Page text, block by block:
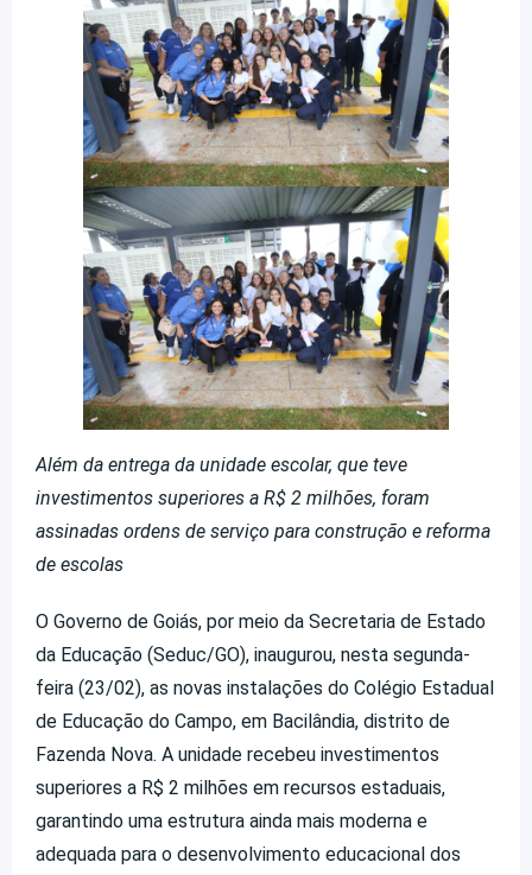
Além da entrega da unidade escolar, que teve
investimentos superiores a R$ 2 milhões, foram
assinadas ordens de serviço para construção e reforma
de escolas
O Governo de Goiás, por meio da Secretaria de Estado
da Educação (Seduc/GO), inaugurou, nesta segunda-
feira (23/02), as novas instalações do Colégio Estadual
de Educação do Campo, em Bacilândia, distrito de
Fazenda Nova. A unidade recebeu investimentos
superiores a R$ 2 milhões em recursos estaduais,
garantindo uma estrutura ainda mais moderna e
adequada para o desenvolvimento educacional dos